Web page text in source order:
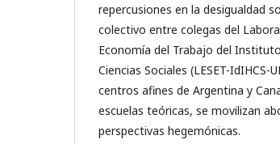
repercusiones en la desigualdad
colectivo entre colegas del
Economía del Trabajo del
Ciencias Sociales (LESET-
centros afines de Argentina y
escuelas teóricas, se movilizan
perspectivas hegemónicas.